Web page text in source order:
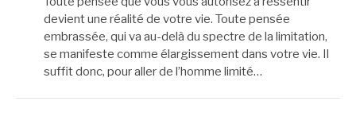
devient une réalité de votre vie. Toute pensée
embrassée, qui va au-delà du spectre de la limitation,
se manifeste comme élargissement dans votre vie. Il
suffit donc, pour aller de l’homme limité…